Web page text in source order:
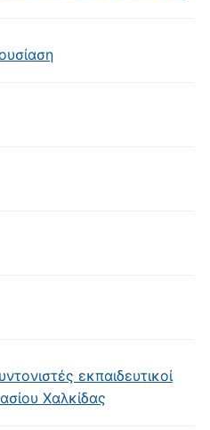
εκπαιδευτικοί
Χαλκίδας